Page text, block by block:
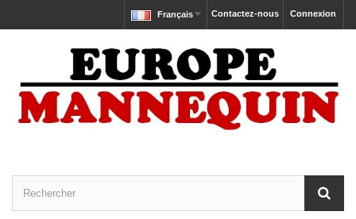
Connexion
Contactez-nous
Français